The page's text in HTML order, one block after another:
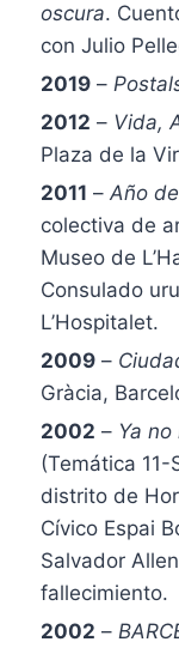
oscura.
con Julio
2019–
2012 – Vida,
Plaza de la
2011 – Año
colectiva de
Museo de
Consulado
L’Hospitalet.
2009–
Gràcia,
2002 – Ya
(Temática 11-
distrito de
Cívico Espai
Salvador
fallecimiento.
2002 –